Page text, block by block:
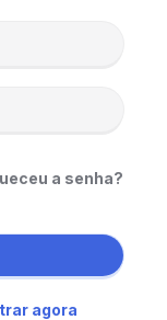
a senha?
agora